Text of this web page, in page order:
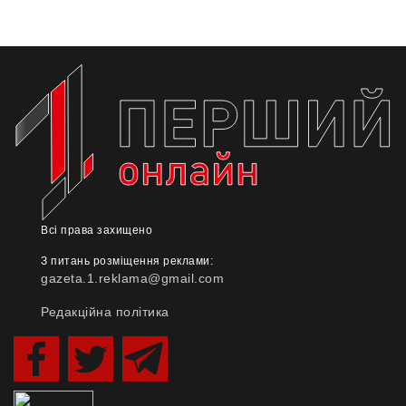
Всі права захищено
З питань розміщення реклами:
gazeta.1.reklama@gmail.com
Редакційна політика